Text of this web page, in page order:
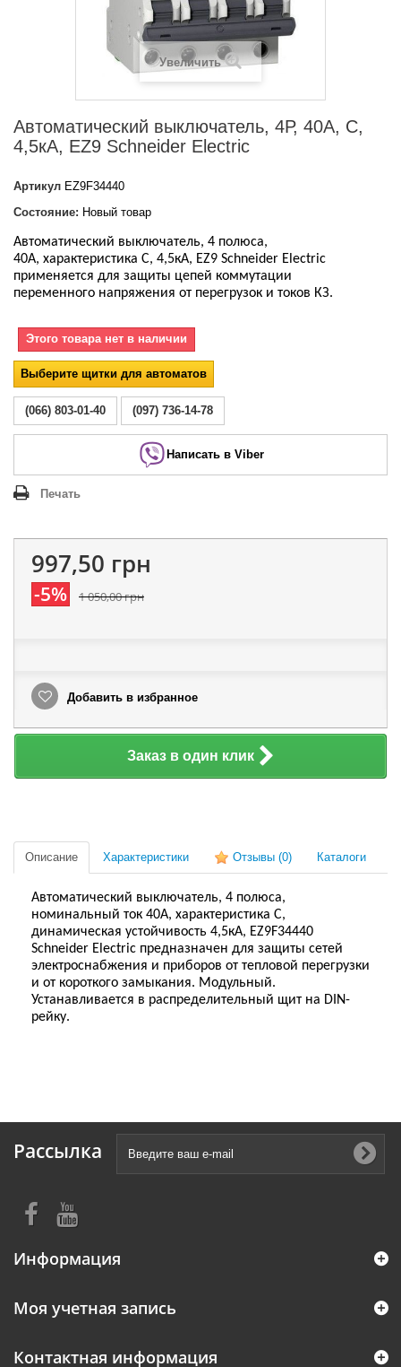
Увеличить
Автоматический выключатель, 4Р, 40А, С,
4,5кА, EZ9 Schneider Electric
Артикул EZ9F34440
Состояние: Новый товар
Автоматический выключатель, 4 полюса,
40А, характеристика С, 4,5кА, EZ9 Schneider Electric
применяется для защиты цепей коммутации
переменного напряжения от перегрузок и токов КЗ.
Этого товара нет в наличии
Выберите щитки для автоматов
(066) 803-01-40 (097) 736-14-78
Написать в Viber
Печать
997,50 грн
-5% 1 050,00 грн
Добавить в избранное
Заказ в один клик
Описание Характеристики Отзывы (0) Каталоги
Автоматический выключатель, 4 полюса,
номинальный ток 40А, характеристика С,
динамическая устойчивость 4,5кА, EZ9F34440
Schneider Electric предназначен для защиты сетей
электроснабжения и приборов от тепловой перегрузки
и от короткого замыкания. Модульный.
Устанавливается в распределительный щит на DIN-
рейку.
Рассылка
Информация
Моя учетная запись
Контактная информация